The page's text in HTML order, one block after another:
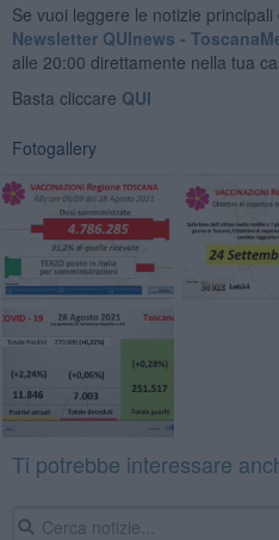
Se vuoi leggere le notizie
Newsletter QUInews -
alle 20:00 direttamente nella tua
Basta cliccare QUI
Fotogallery
Ti potrebbe interessare